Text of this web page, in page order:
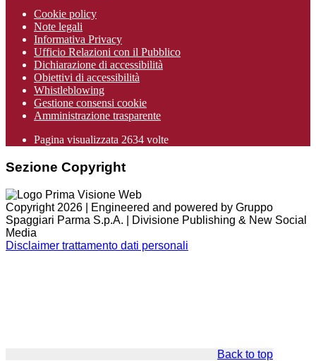
Cookie policy
Note legali
Informativa Privacy
Ufficio Relazioni con il Pubblico
Dichiarazione di accessibilità
Obiettivi di accessibilità
Whistleblowing
Gestione consensi cookie
Amministrazione trasparente
Pagina visualizzata 2634 volte
Sezione Copyright
Copyright 2026 | Engineered and powered by Gruppo
Spaggiari Parma S.p.A. | Divisione Publishing & New Social
Media
Disclaimer trattamento dati personali
Back to top